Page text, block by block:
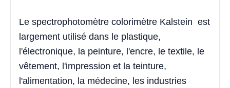
Le spectrophotomètre colorimètre Kalstein est
largement utilisé dans le plastique,
l'électronique, la peinture, l'encre, le textile, le
vêtement, l'impression et la teinture,
l'alimentation, la médecine, les industries